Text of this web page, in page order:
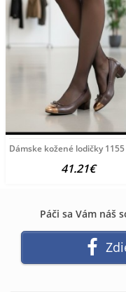
Dámske kožené lodičky 1155
41.21€
Páči sa Vám náš